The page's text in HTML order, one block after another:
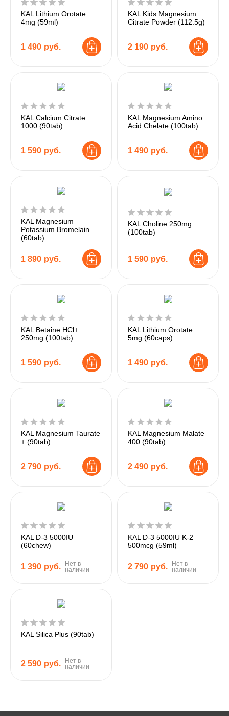
KAL Lithium Orotate
4mg (59ml)
1 490 руб.
KAL Kids Magnesium
Citrate Powder (112.5g)
2 190 руб.
KAL Calcium Citrate
1000 (90tab)
1 590 руб.
KAL Magnesium Amino
Acid Chelate (100tab)
1 490 руб.
KAL Magnesium
Potassium Bromelain
(60tab)
1 890 руб.
KAL Choline 250mg
(100tab)
1 590 руб.
KAL Betaine HCl+
250mg (100tab)
1 590 руб.
KAL Lithium Orotate
5mg (60caps)
1 490 руб.
KAL Magnesium Taurate
+ (90tab)
2 790 руб.
KAL Magnesium Malate
400 (90tab)
2 490 руб.
KAL D-3 5000IU
(60chew)
1 390 руб.
Нет в
наличии
KAL D-3 5000IU K-2
500mcg (59ml)
2 790 руб.
Нет в
наличии
KAL Silica Plus (90tab)
2 590 руб.
Нет в
наличии